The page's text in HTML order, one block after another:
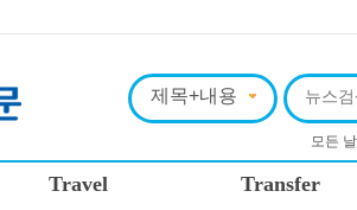
Travel Transfer